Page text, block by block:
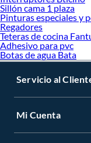
Sillón cama 1 plaza
Pinturas especiales y
Regadores
Teteras de cocina
Adhesivo para pvc
Botas de agua Bata
Servicio al
Mi Cuenta